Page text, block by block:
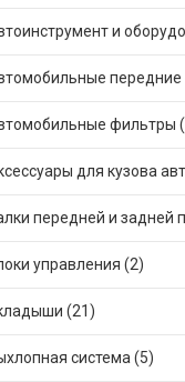
и
фильтры
для кузова
передней и задней
управления (2)
(21)
система (5)